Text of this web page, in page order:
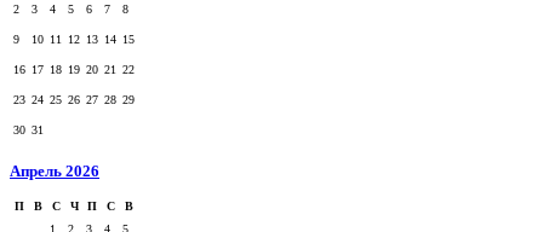
2 3 4 5 6 7 8
9 10 11 12 13 14 15
16 17 18 19 20 21 22
23 24 25 26 27 28 29
30 31
Апрель 2026
П В С Ч П С
В
1
2 3 4 5